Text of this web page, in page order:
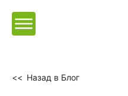
content
Назад в Блог